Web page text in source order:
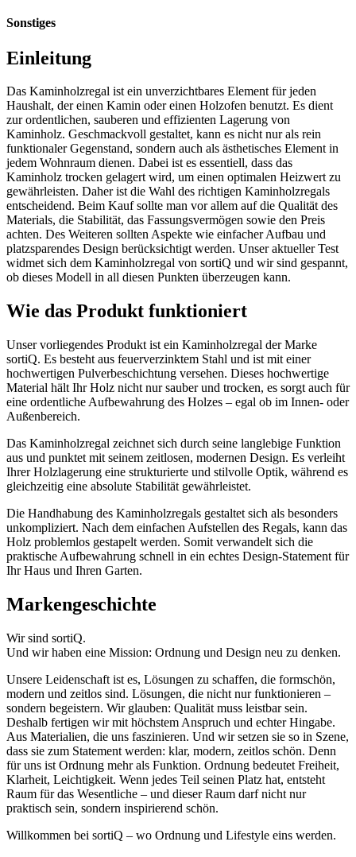
Sonstiges
Einleitung
Das Kaminholzregal ist ein unverzichtbares Element für jeden
Haushalt, der einen Kamin oder einen Holzofen benutzt. Es dient
zur ordentlichen, sauberen und effizienten Lagerung von
Kaminholz. Geschmackvoll gestaltet, kann es nicht nur als rein
funktionaler Gegenstand, sondern auch als ästhetisches Element in
jedem Wohnraum dienen. Dabei ist es essentiell, dass das
Kaminholz trocken gelagert wird, um einen optimalen Heizwert zu
gewährleisten. Daher ist die Wahl des richtigen Kaminholzregals
entscheidend. Beim Kauf sollte man vor allem auf die Qualität des
Materials, die Stabilität, das Fassungsvermögen sowie den Preis
achten. Des Weiteren sollten Aspekte wie einfacher Aufbau und
platzsparendes Design berücksichtigt werden. Unser aktueller Test
widmet sich dem Kaminholzregal von sortiQ und wir sind gespannt,
ob dieses Modell in all diesen Punkten überzeugen kann.
Wie das Produkt funktioniert
Unser vorliegendes Produkt ist ein Kaminholzregal der Marke
sortiQ. Es besteht aus feuerverzinktem Stahl und ist mit einer
hochwertigen Pulverbeschichtung versehen. Dieses hochwertige
Material hält Ihr Holz nicht nur sauber und trocken, es sorgt auch für
eine ordentliche Aufbewahrung des Holzes – egal ob im Innen- oder
Außenbereich.
Das Kaminholzregal zeichnet sich durch seine langlebige Funktion
aus und punktet mit seinem zeitlosen, modernen Design. Es verleiht
Ihrer Holzlagerung eine strukturierte und stilvolle Optik, während es
gleichzeitig eine absolute Stabilität gewährleistet.
Die Handhabung des Kaminholzregals gestaltet sich als besonders
unkompliziert. Nach dem einfachen Aufstellen des Regals, kann das
Holz problemlos gestapelt werden. Somit verwandelt sich die
praktische Aufbewahrung schnell in ein echtes Design-Statement für
Ihr Haus und Ihren Garten.
Markengeschichte
Wir sind sortiQ.
Und wir haben eine Mission: Ordnung und Design neu zu denken.
Unsere Leidenschaft ist es, Lösungen zu schaffen, die formschön,
modern und zeitlos sind. Lösungen, die nicht nur funktionieren –
sondern begeistern. Wir glauben: Qualität muss leistbar sein.
Deshalb fertigen wir mit höchstem Anspruch und echter Hingabe.
Aus Materialien, die uns faszinieren. Und wir setzen sie so in Szene,
dass sie zum Statement werden: klar, modern, zeitlos schön. Denn
für uns ist Ordnung mehr als Funktion. Ordnung bedeutet Freiheit,
Klarheit, Leichtigkeit. Wenn jedes Teil seinen Platz hat, entsteht
Raum für das Wesentliche – und dieser Raum darf nicht nur
praktisch sein, sondern inspirierend schön.
Willkommen bei sortiQ – wo Ordnung und Lifestyle eins werden.